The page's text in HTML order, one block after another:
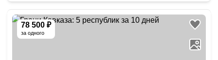
78 500 ₽
за одного